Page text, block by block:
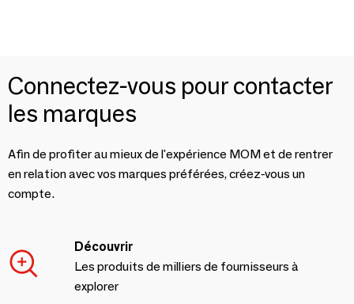
Connectez-vous pour contacter
les marques
Afin de profiter au mieux de l'expérience MOM et de rentrer
en relation avec vos marques préférées, créez-vous un
compte.
Découvrir
Les produits de milliers de fournisseurs à
explorer